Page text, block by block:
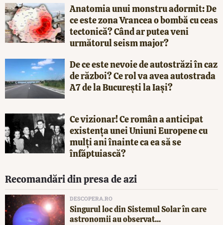
Anatomia unui monstru adormit: De
ce este zona Vrancea o bombă cu ceas
tectonică? Când ar putea veni
următorul seism major?
De ce este nevoie de autostrăzi în caz
de război? Ce rol va avea autostrada
A7 de la București la Iași?
Ce vizionar! Ce român a anticipat
existența unei Uniuni Europene cu
mulți ani înainte ca ea să se
înfăptuiască?
Recomandări din presa de azi
DESCOPERA.RO
Singurul loc din Sistemul Solar în care
astronomii au observat...